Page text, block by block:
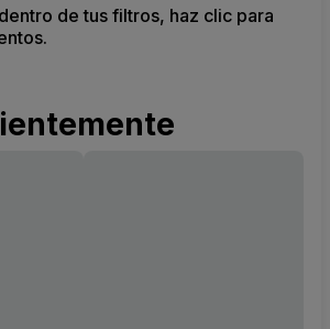
de tus filtros, haz clic para